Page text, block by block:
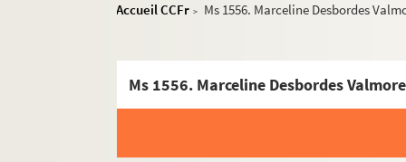
Accueil CCFr > Ms 1556. Marceline Desbordes